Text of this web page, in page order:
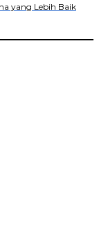
yang Lebih Baik